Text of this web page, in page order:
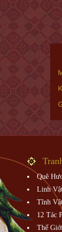
Quê
Linh
Tĩnh
12 Tác
Thế